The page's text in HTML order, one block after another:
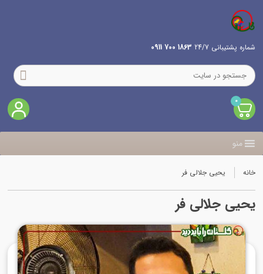
شماره پشتیبانی 24/7 1863 700 0911
0
منو
خانه یحیی جلالی فر
یحیی جلالی فر